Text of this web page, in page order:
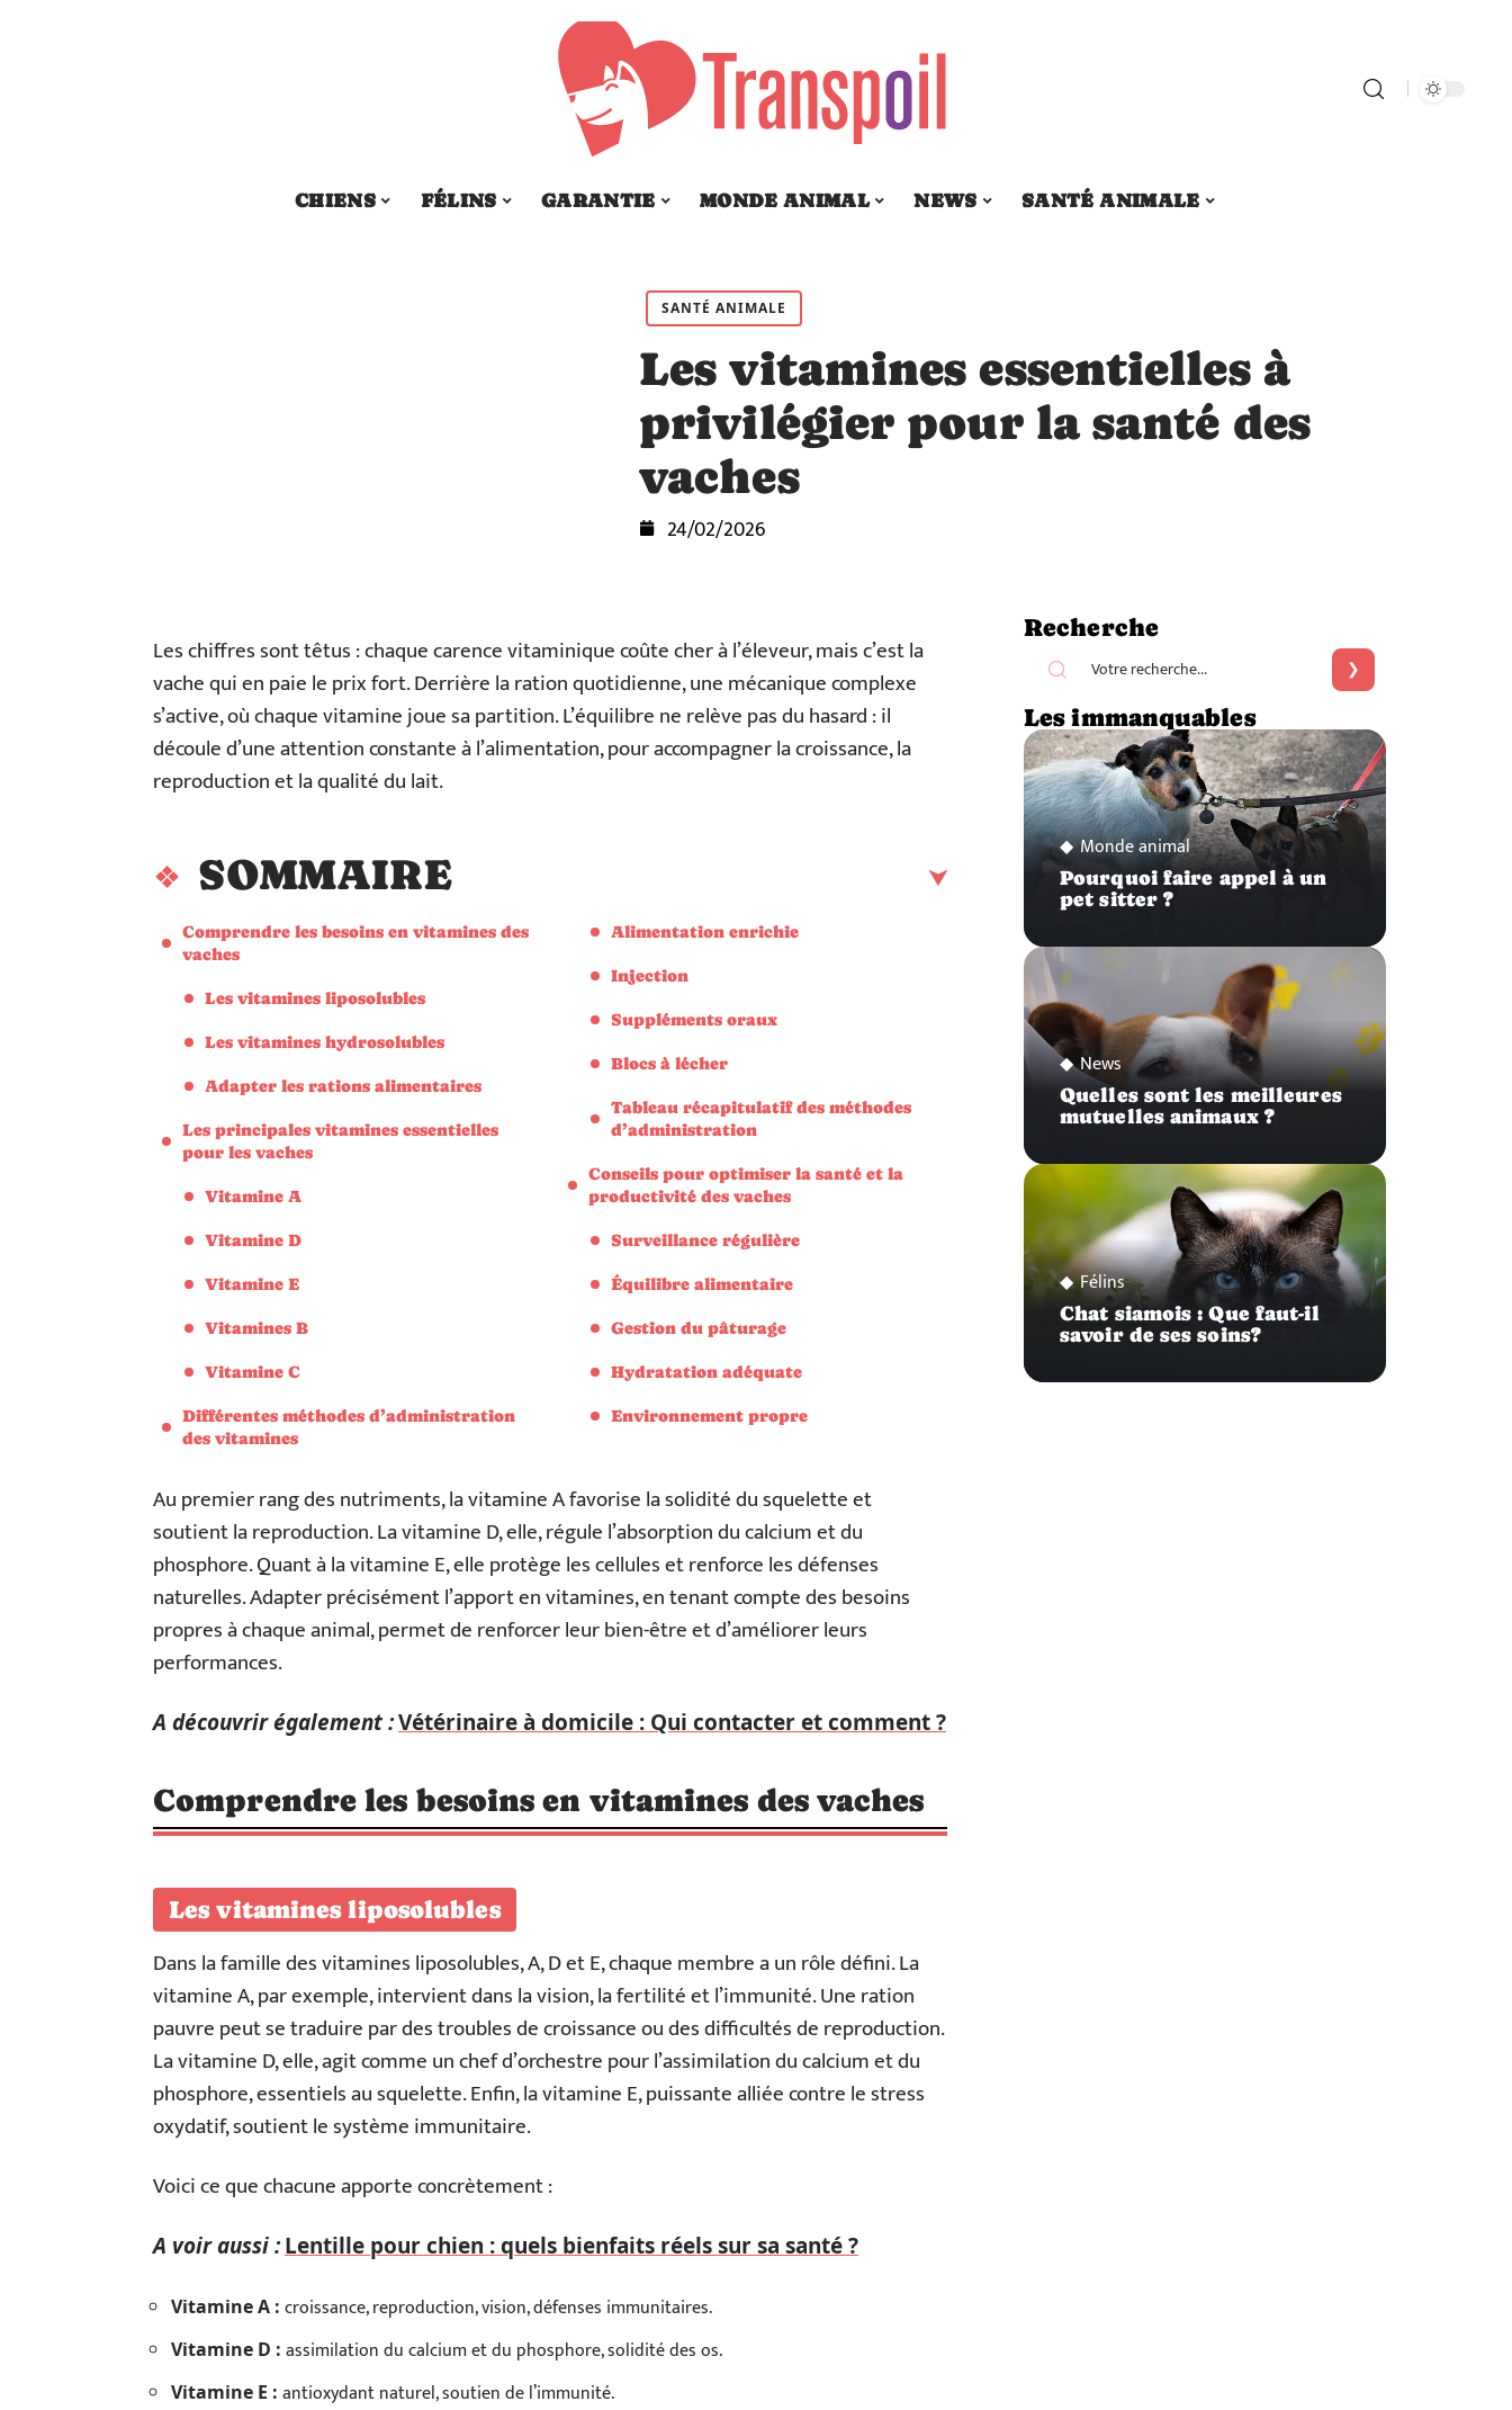
CHIENS FÉLINS GARANTIE MONDE ANIMAL NEWS SANTÉ ANIMALE
SANTÉ ANIMALE
Les vitamines essentielles à
privilégier pour la santé des
vaches
24/02/2026
Les chiffres sont têtus : chaque carence vitaminique coûte cher à l’éleveur, mais c’est la
vache qui en paie le prix fort. Derrière la ration quotidienne, une mécanique complexe
s’active, où chaque vitamine joue sa partition. L’équilibre ne relève pas du hasard : il
découle d’une attention constante à l’alimentation, pour accompagner la croissance, la
reproduction et la qualité du lait.
SOMMAIRE
Comprendre les besoins en vitamines des
vaches
Les vitamines liposolubles
Les vitamines hydrosolubles
Adapter les rations alimentaires
Les principales vitamines essentielles
pour les vaches
Vitamine A
Vitamine D
Vitamine E
Vitamines B
Vitamine C
Différentes méthodes d’administration
des vitamines
Alimentation enrichie
Injection
Suppléments oraux
Blocs à lécher
Tableau récapitulatif des méthodes
d’administration
Conseils pour optimiser la santé et la
productivité des vaches
Surveillance régulière
Équilibre alimentaire
Gestion du pâturage
Hydratation adéquate
Environnement propre
Au premier rang des nutriments, la vitamine A favorise la solidité du squelette et
soutient la reproduction. La vitamine D, elle, régule l’absorption du calcium et du
phosphore. Quant à la vitamine E, elle protège les cellules et renforce les défenses
naturelles. Adapter précisément l’apport en vitamines, en tenant compte des besoins
propres à chaque animal, permet de renforcer leur bien-être et d’améliorer leurs
performances.
A découvrir également :Vétérinaire à domicile : Qui contacter et comment ?
Comprendre les besoins en vitamines des vaches
Les vitamines liposolubles
Dans la famille des vitamines liposolubles, A, D et E, chaque membre a un rôle défini. La
vitamine A, par exemple, intervient dans la vision, la fertilité et l’immunité. Une ration
pauvre peut se traduire par des troubles de croissance ou des difficultés de reproduction.
La vitamine D, elle, agit comme un chef d’orchestre pour l’assimilation du calcium et du
phosphore, essentiels au squelette. Enfin, la vitamine E, puissante alliée contre le stress
oxydatif, soutient le système immunitaire.
Voici ce que chacune apporte concrètement :
A voir aussi :Lentille pour chien : quels bienfaits réels sur sa santé ?
Vitamine A : croissance, reproduction, vision, défenses immunitaires.
Vitamine D : assimilation du calcium et du phosphore, solidité des os.
Vitamine E : antioxydant naturel, soutien de l’immunité.
Recherche
Les immanquables
Monde animal
Pourquoi faire appel à un
pet sitter ?
News
Quelles sont les meilleures
mutuelles animaux ?
Félins
Chat siamois : Que faut-il
savoir de ses soins?